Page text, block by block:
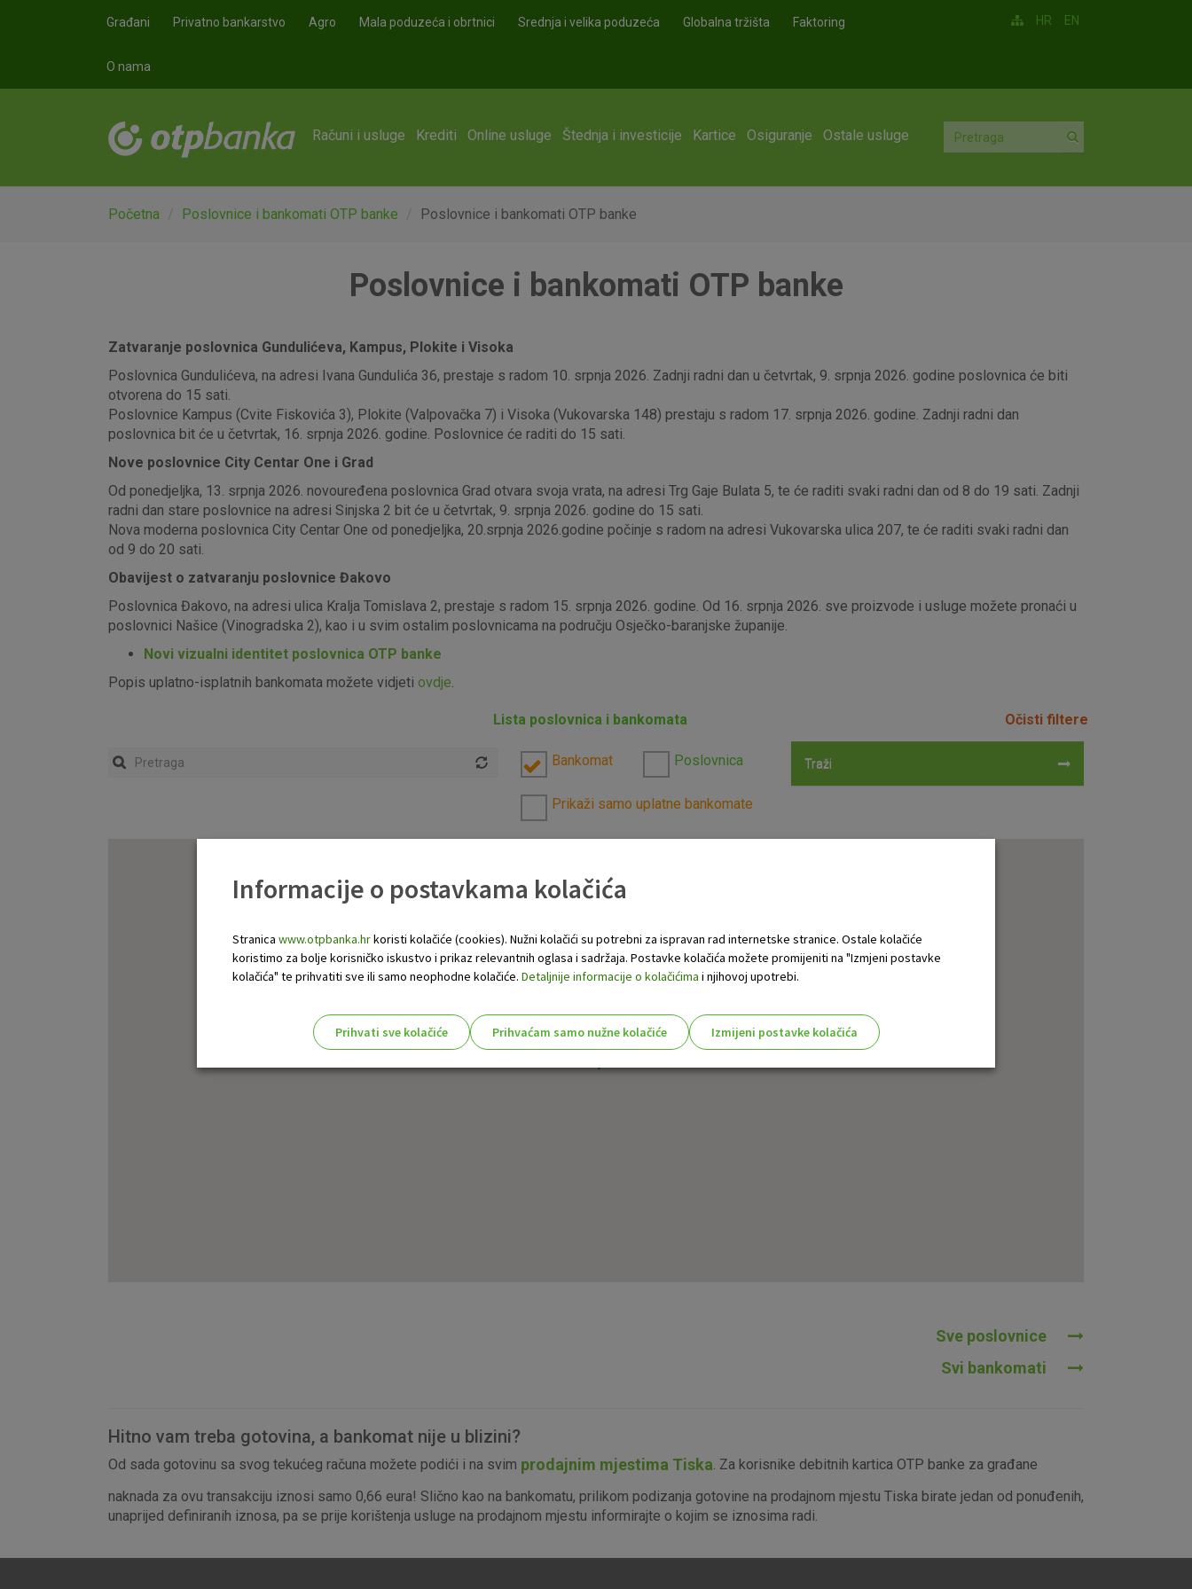
Građani Privatno bankarstvo Agro Mala poduzeća i obrtnici Srednja i velika poduzeća Globalna tržišta Faktoring
O nama
HR EN
Računi i usluge Krediti Online usluge Štednja i investicije Kartice Osiguranje Ostale usluge
Početna Poslovnice i bankomati OTP banke Poslovnice i bankomati OTP banke
Poslovnice i bankomati OTP banke
Zatvaranje poslovnica Gundulićeva, Kampus, Plokite i Visoka
Poslovnica Gundulićeva, na adresi Ivana Gundulića 36, prestaje s radom 10. srpnja 2026. Zadnji radni dan u četvrtak, 9. srpnja 2026. godine poslovnica će biti
otvorena do 15 sati.
Poslovnice Kampus (Cvite Fiskovića 3), Plokite (Valpovačka 7) i Visoka (Vukovarska 148) prestaju s radom 17. srpnja 2026. godine. Zadnji radni dan
poslovnica bit će u četvrtak, 16. srpnja 2026. godine. Poslovnice će raditi do 15 sati.
Nove poslovnice City Centar One i Grad
Od ponedjeljka, 13. srpnja 2026. novouređena poslovnica Grad otvara svoja vrata, na adresi Trg Gaje Bulata 5, te će raditi svaki radni dan od 8 do 19 sati. Zadnji
radni dan stare poslovnice na adresi Sinjska 2 bit će u četvrtak, 9. srpnja 2026. godine do 15 sati.
Nova moderna poslovnica City Centar One od ponedjeljka, 20.srpnja 2026.godine počinje s radom na adresi Vukovarska ulica 207, te će raditi svaki radni dan
od 9 do 20 sati.
Obavijest o zatvaranju poslovnice Đakovo
Poslovnica Đakovo, na adresi ulica Kralja Tomislava 2, prestaje s radom 15. srpnja 2026. godine. Od 16. srpnja 2026. sve proizvode i usluge možete pronaći u
poslovnici Našice (Vinogradska 2), kao i u svim ostalim poslovnicama na području Osječko-baranjske županije.
Novi vizualni identitet poslovnica OTP banke
Popis uplatno-isplatnih bankomata možete vidjeti ovdje.
Lista poslovnica i bankomata Očisti filtere
Bankomat Poslovnica Traži
Prikaži samo uplatne bankomate
Sve poslovnice
Svi bankomati
Hitno vam treba gotovina, a bankomat nije u blizini?
Od sada gotovinu sa svog tekućeg računa možete podići i na svim prodajnim mjestima Tiska. Za korisnike debitnih kartica OTP banke za građane
naknada za ovu transakciju iznosi samo 0,66 eura! Slično kao na bankomatu, prilikom podizanja gotovine na prodajnom mjestu Tiska birate jedan od ponuđenih,
unaprijed definiranih iznosa, pa se prije korištenja usluge na prodajnom mjestu informirajte o kojim se iznosima radi.
Informacije o postavkama kolačića
Stranica www.otpbanka.hrkoristi kolačiće (cookies). Nužni kolačići su potrebni za ispravan rad internetske stranice. Ostale kolačiće
koristimo za bolje korisničko iskustvo i prikaz relevantnih oglasa i sadržaja. Postavke kolačića možete promijeniti na "Izmjeni postavke
kolačića" te prihvatiti sve ili samo neophodne kolačiće. Detaljnije informacije o kolačićima i njihovoj upotrebi.
Prihvati sve kolačiće Prihvaćam samo nužne kolačiće
Izmijeni postavke kolačića
Marketinški